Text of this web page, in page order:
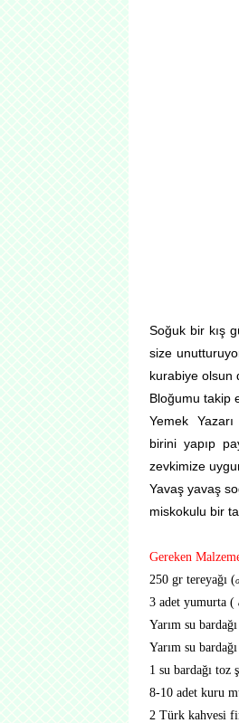
Soğuk bir kış
size
kurabiye olsun
Bloğumu takip
Yemek Yazarı
birini yapıp
zevkimize
Yavaş yavaş
miskokulu bir
Gereken
250 gr tereyağı (
3 adet yumurta (
Yarım su
Yarım su
1 su bardağı toz
8-10 adet kuru
2 Türk kahvesi